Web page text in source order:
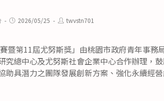
Post2026/05/25
Posttwvstn701
暨第11屆尤努斯獎」由桃園市政府青年事
究總中心及尤努斯社會企業中心合作辦理，
助具潛力之團隊發展創新方案、強化永續經